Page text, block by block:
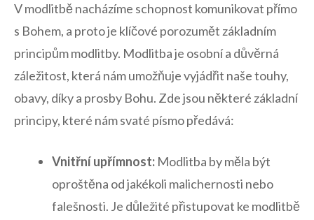
V modlitbě nacházíme schopnost komunikovat přímo
s Bohem,‍ a proto je klíčové‍ porozumět základním
principům modlitby. Modlitba je osobní a ​důvěrná
‍záležitost, která⁣ nám umožňuje vyjádřit ⁤naše touhy,
obavy, díky​ a prosby Bohu. Zde jsou některé základní
principy, které nám svaté písmo předává:
Vnitřní upřímnost: Modlitba by ⁣měla být
oproštěna‍ od jakékoli ⁤malichernosti ⁤nebo
falešnosti. Je důležité přistupovat ke modlitbě